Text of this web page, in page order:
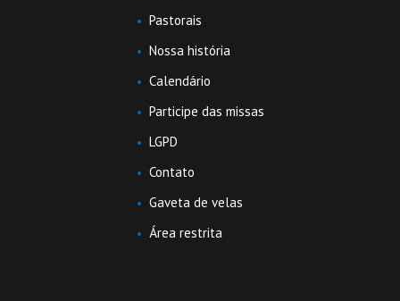
Pastorais
Nossa história
Calendário
Participe das missas
LGPD
Contato
Gaveta de velas
Área restrita